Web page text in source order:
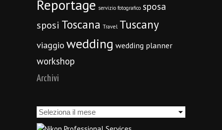
Reportage servizio fotografico sposa
sposi Toscana Travel Tuscany
viaggio wedding wedding planner
workshop
Archivi
Archivi